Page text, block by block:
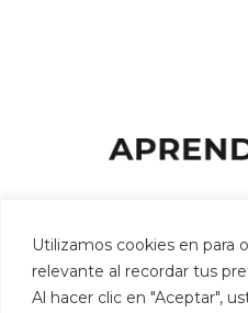
Utilizamos cookies en para
relevante al recordar tus
Al hacer clic en "Aceptar",
Por qué
Política de